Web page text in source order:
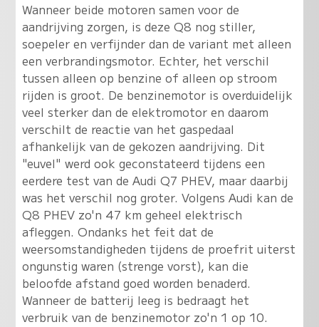
Wanneer beide motoren samen voor de
aandrijving zorgen, is deze Q8 nog stiller,
soepeler en verfijnder dan de variant met alleen
een verbrandingsmotor. Echter, het verschil
tussen alleen op benzine of alleen op stroom
rijden is groot. De benzinemotor is overduidelijk
veel sterker dan de elektromotor en daarom
verschilt de reactie van het gaspedaal
afhankelijk van de gekozen aandrijving. Dit
"euvel" werd ook geconstateerd tijdens een
eerdere test van de Audi Q7 PHEV, maar daarbij
was het verschil nog groter. Volgens Audi kan de
Q8 PHEV zo'n 47 km geheel elektrisch
afleggen. Ondanks het feit dat de
weersomstandigheden tijdens de proefrit uiterst
ongunstig waren (strenge vorst), kan die
beloofde afstand goed worden benaderd.
Wanneer de batterij leeg is bedraagt het
verbruik van de benzinemotor zo'n 1 op 10.